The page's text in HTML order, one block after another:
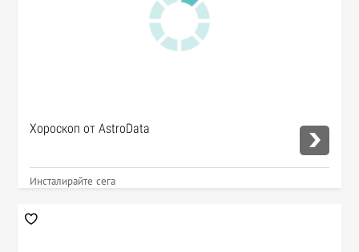
Хороскоп от AstroData
Инсталирайте сега